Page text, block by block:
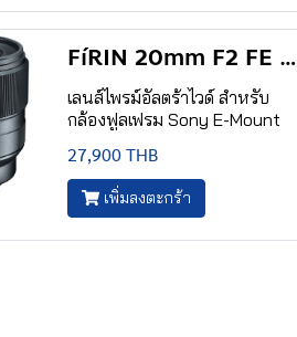
FíRIN 20mm F2 FE AF
เลนส์ไพรม์อัลตร้าไวด์ สำหรับ
กล้องฟูลเฟรม Sony E-Mount
27,900 THB
เพิ่มลงตะกร้า